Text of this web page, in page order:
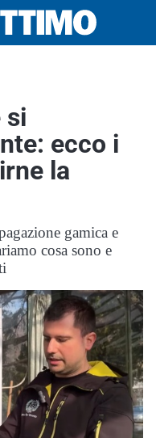
si
ecco i
la
gamica e
cosa sono e